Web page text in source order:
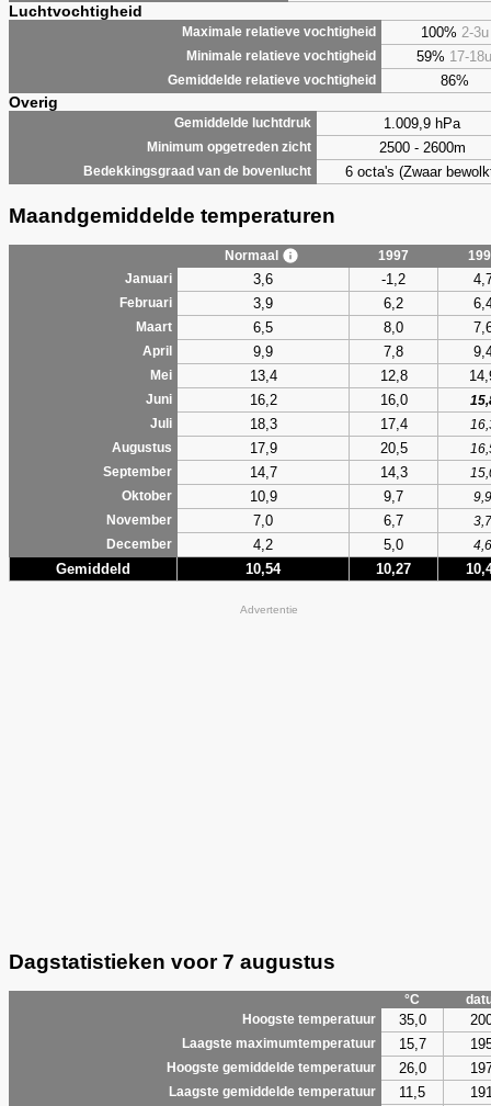
Luchtvochtigheid
Maximale relatieve vochtigheid 100% 2-3u
Minimale relatieve vochtigheid 59% 17-18u
Gemiddelde relatieve vochtigheid 86%
Overig
Gemiddelde luchtdruk 1.009,9 hPa
Minimum opgetreden zicht 2500 - 2600m
Bedekkingsgraad van de bovenlucht 6 octa's (Zwaar
Maandgemiddelde temperaturen
Normaal 1997
Januari
3,6 -1,2
Februari 3,9 6,2
Maart 6,5 8,0
April 9,9 7,8
Mei 13,4 12,8
Juni 16,2 16,0
Juli
18,3 17,4
Augustus
17,9 20,5
September
14,7 14,3
Oktober
10,9 9,7
9,9
November
7,0 6,7
3,7
December
4,2 5,0 4,6
Gemiddeld 10,54 10,27
Advertentie
Dagstatistieken voor 7 augustus
°C
Hoogste temperatuur
35,0
Laagste maximumtemperatuur 15,7
Hoogste gemiddelde temperatuur 26,0
Laagste gemiddelde temperatuur 11,5